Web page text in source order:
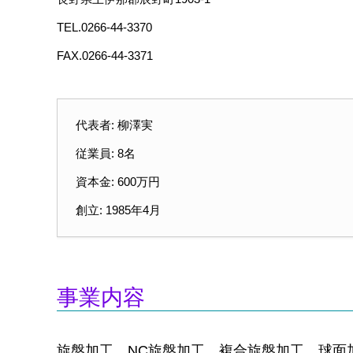
TEL.0266-44-3370
FAX.0266-44-3371
代表者: 柳澤実
従業員: 8名
資本金: 600万円
創立: 1985年4月
事業内容